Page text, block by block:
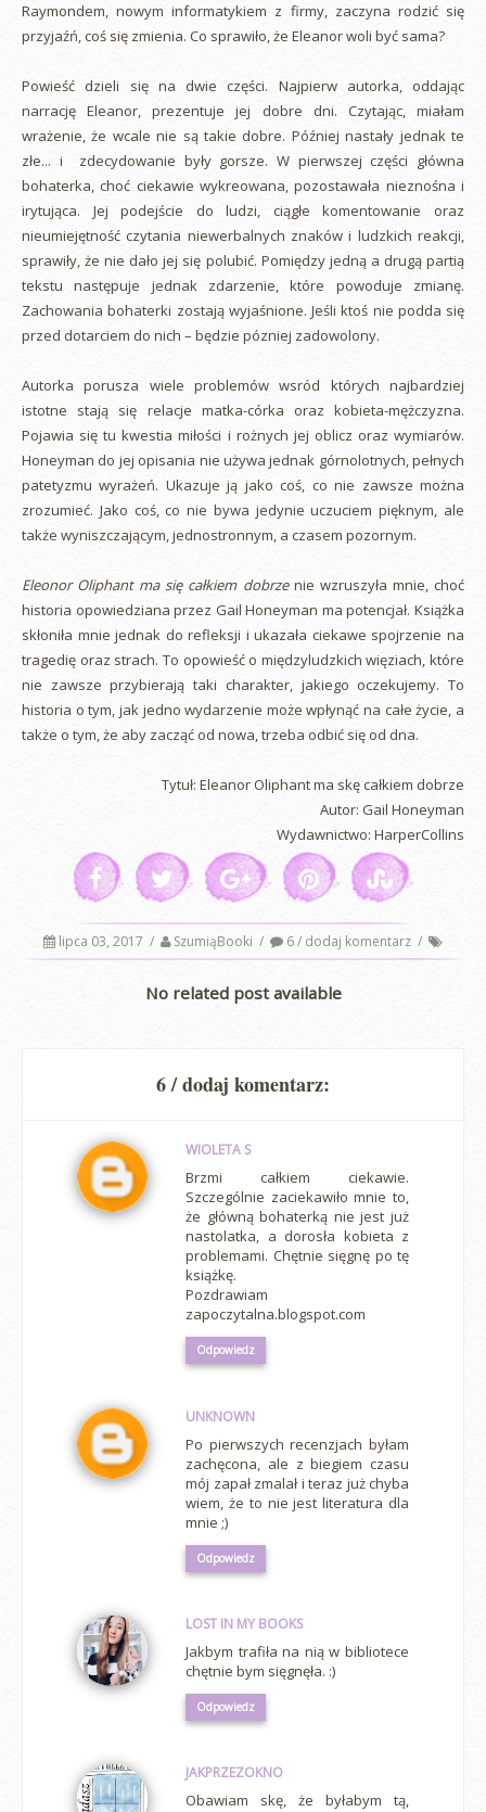
Raymondem, nowym informatykiem z firmy, zaczyna rodzić się
przyjaźń, coś się zmienia. Co sprawiło, że Eleanor woli być sama?
Powieść dzieli się na dwie części. Najpierw autorka, oddając
narrację Eleanor, prezentuje jej dobre dni. Czytając, miałam
wrażenie, że wcale nie są takie dobre. Później nastały jednak te
złe... i zdecydowanie były gorsze. W pierwszej części główna
bohaterka, choć ciekawie wykreowana, pozostawała nieznośna i
irytująca. Jej podejście do ludzi, ciągłe komentowanie oraz
nieumiejętność czytania niewerbalnych znaków i ludzkich reakcji,
sprawiły, że nie dało jej się polubić. Pomiędzy jedną a drugą partią
tekstu następuje jednak zdarzenie, które powoduje zmianę.
Zachowania bohaterki zostają wyjaśnione. Jeśli ktoś nie podda się
przed dotarciem do nich – będzie pózniej zadowolony.
Autorka porusza wiele problemów wsród których najbardziej
istotne stają się relacje matka-córka oraz kobieta-mężczyzna.
Pojawia się tu kwestia miłości i rożnych jej oblicz oraz wymiarów.
Honeyman do jej opisania nie używa jednak górnolotnych, pełnych
patetyzmu wyrażeń. Ukazuje ją jako coś, co nie zawsze można
zrozumieć. Jako coś, co nie bywa jedynie uczuciem pięknym, ale
także wyniszczającym, jednostronnym, a czasem pozornym.
Eleonor Oliphant ma się całkiem dobrzenie wzruszyła mnie, choć
historia opowiedziana przez Gail Honeyman ma potencjał. Książka
skłoniła mnie jednak do refleksji i ukazała ciekawe spojrzenie na
tragedię oraz strach. To opowieść o międzyludzkich więziach, które
nie zawsze przybierają taki charakter, jakiego oczekujemy. To
historia o tym, jak jedno wydarzenie może wpłynąć na całe życie, a
także o tym, że aby zacząć od nowa, trzeba odbić się od dna.
Tytuł: Eleanor Oliphant ma skę całkiem dobrze
Autor: Gail Honeyman
Wydawnictwo: HarperCollins
lipca 03, 2017 / SzumiąBooki / 6 / dodaj komentarz /
No related post available
6 / dodaj komentarz:
WIOLETA S
Brzmi całkiem ciekawie.
Szczególnie zaciekawiło mnie to,
że główną bohaterką nie jest już
nastolatka, a dorosła kobieta z
problemami. Chętnie sięgnę po tę
książkę.
Pozdrawiam
zapoczytalna.blogspot.com
Odpowiedz
UNKNOWN
Po pierwszych recenzjach byłam
zachęcona, ale z biegiem czasu
mój zapał zmalał i teraz już chyba
wiem, że to nie jest literatura dla
mnie ;)
Odpowiedz
LOST IN MY BOOKS
Jakbym trafiła na nią w bibliotece
chętnie bym sięgnęła. :)
Odpowiedz
JAKPRZEZOKNO
Obawiam skę, że byłabym tą,